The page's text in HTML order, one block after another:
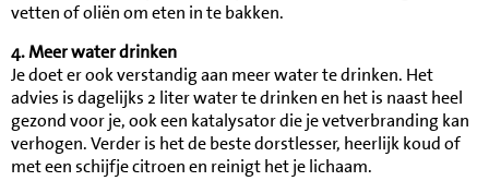
vetten of oliën om eten in te bakken.
4. Meer water drinken
Je doet er ook verstandig aan meer water te drinken. Het
advies is dagelijks 2 liter water te drinken en het is naast heel
gezond voor je, ook een katalysator die je vetverbranding kan
verhogen. Verder is het de beste dorstlesser, heerlijk koud of
met een schijfje citroen en reinigt het je lichaam.